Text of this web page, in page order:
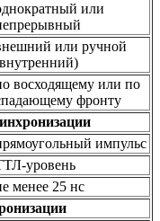
или
или ручной
восходящему или по
фронту
импульс
уровень
менее 25 нс